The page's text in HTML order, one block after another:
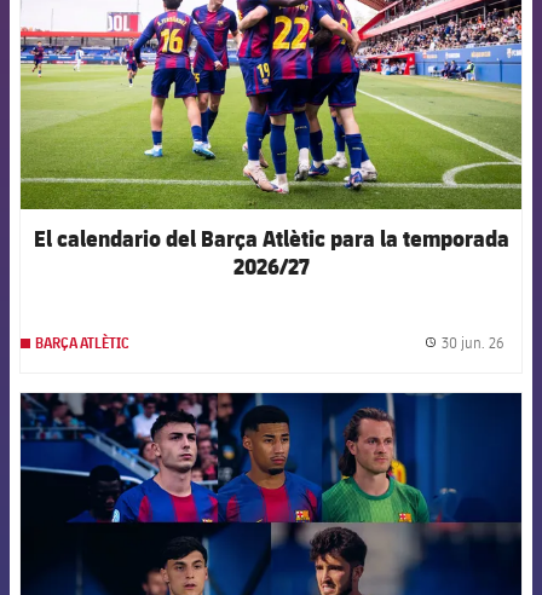
El calendario del Barça Atlètic para la temporada
2026/27
BARÇA ATLÈTIC 30 jun. 26
FCB Barcelona badge